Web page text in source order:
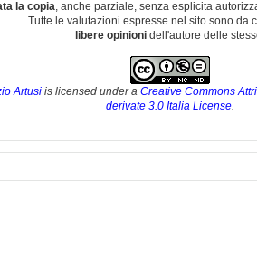
la copia, anche parziale, senza esplicita
Tutte le valutazioni espresse nel sito sono da
libere opinioni dell'autore delle
Artusi is licensed under a Creative Commons
derivate 3.0 Italia License.